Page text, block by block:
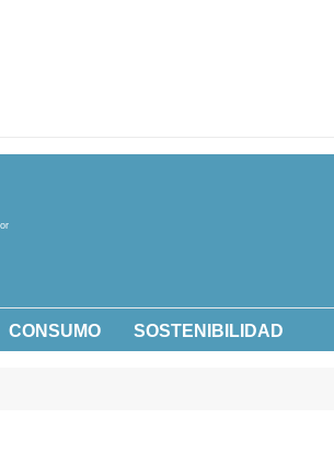
CONSUMO SOSTENIBILIDAD